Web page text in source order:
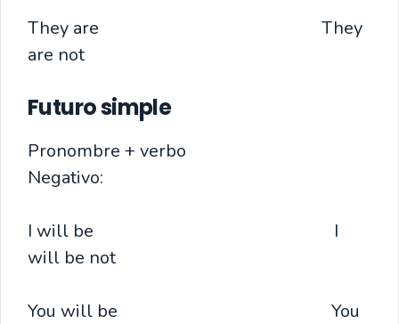
They are They
are not
Futuro simple
Pronombre + verbo
Negativo:
I will be I
will be not
You will be You